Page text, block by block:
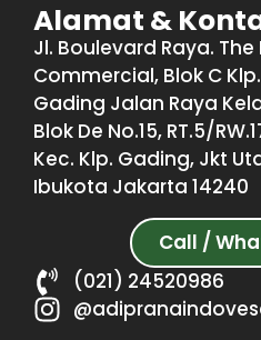
Alamat &
Jl. Boulevard Raya.
Commercial, Blok C
Gading Jalan Raya
Blok De No.15, RT.5/
Kec. Klp. Gading, Jkt
Ibukota Jakarta 14240
Call /
(021) 24520986